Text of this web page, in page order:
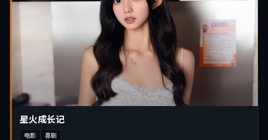
星火成长记
电影 喜剧